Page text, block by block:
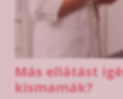
Más ellátást
kismamák?